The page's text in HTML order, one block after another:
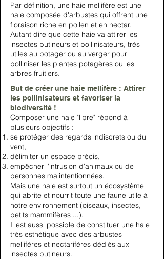
Par définition, une haie mellifère est une
haie composée d'arbustes qui offrent une
floraison riche en pollen et en nectar.
Autant dire que cette haie va attirer les
insectes butineurs et pollinisateurs, très
utiles au potager ou au verger pour
polliniser les plantes potagères ou les
arbres fruitiers.
But de créer une haie mellifère : Attirer
les pollinisateurs et favoriser la
biodiversité !
Composer une haie "libre" répond à
plusieurs objectifs :
se protéger des regards indiscrets ou du
vent,
délimiter un espace précis,
empêcher l'intrusion d'animaux ou de
personnes malintentionnées.
Mais une haie est surtout un écosystème
qui abrite et nourrit toute une faune utile à
notre environnement (oiseaux, insectes,
petits mammifères ...).
Il est aussi possible de constituer une haie
très esthétique avec des arbustes
mellifères et nectarifères dédiés aux
insectes butineurs.